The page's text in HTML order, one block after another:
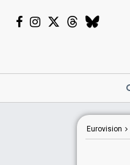
Eurovision